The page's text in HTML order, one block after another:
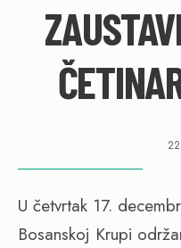
U četvrtak 17.
Bosanskoj Krupi